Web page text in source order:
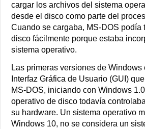
cargar los archivos del sistema
desde el disco como parte del
Cuando se cargaba, MS-DOS podía
disco fácilmente porque estaba
sistema operativo.
Las primeras versiones de Windows
Interfaz Gráfica de Usuario (GUI)
MS-DOS, iniciando con Windows
operativo de disco todavía
su hardware. Un sistema operativo
Windows 10, no se considera un